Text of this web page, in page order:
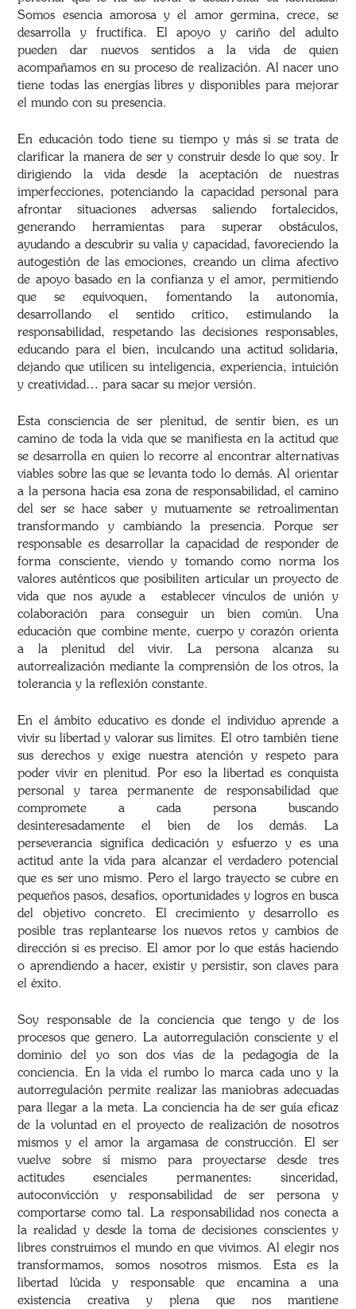
Somos esencia amorosa y el amor germina, crece, se
desarrolla y fructifica. El apoyo y cariño del adulto
pueden dar nuevos sentidos a la vida de quien
acompañamos en su proceso de realización. Al nacer uno
tiene todas las energías libres y disponibles para mejorar
el mundo con su presencia.
En educación todo tiene su tiempo y más si se trata de
clarificar la manera de ser y construir desde lo que soy. Ir
dirigiendo la vida desde la aceptación de nuestras
imperfecciones, potenciando la capacidad personal para
afrontar situaciones adversas saliendo fortalecidos,
generando herramientas para superar obstáculos,
ayudando a descubrir su valía y capacidad, favoreciendo la
autogestión de las emociones, creando un clima afectivo
de apoyo basado en la confianza y el amor, permitiendo
que se equivoquen, fomentando la autonomía,
desarrollando el sentido crítico, estimulando la
responsabilidad, respetando las decisiones responsables,
educando para el bien, inculcando una actitud solidaria,
dejando que utilicen su inteligencia, experiencia, intuición
y creatividad… para sacar su mejor versión.
Esta consciencia de ser plenitud, de sentir bien, es un
camino de toda la vida que se manifiesta en la actitud que
se desarrolla en quien lo recorre al encontrar alternativas
viables sobre las que se levanta todo lo demás. Al orientar
a la persona hacia esa zona de responsabilidad, el camino
del ser se hace saber y mutuamente se retroalimentan
transformando y cambiando la presencia. Porque ser
responsable es desarrollar la capacidad de responder de
forma consciente, viendo y tomando como norma los
valores auténticos que posibiliten articular un proyecto de
vida que nos ayude a establecer vínculos de unión y
colaboración para conseguir un bien común. Una
educación que combine mente, cuerpo y corazón orienta
a la plenitud del vivir. La persona alcanza su
autorrealización mediante la comprensión de los otros, la
tolerancia y la reflexión constante.
En el ámbito educativo es donde el individuo aprende a
vivir su libertad y valorar sus límites. El otro también tiene
sus derechos y exige nuestra atención y respeto para
poder vivir en plenitud. Por eso la libertad es conquista
personal y tarea permanente de responsabilidad que
compromete a cada persona buscando
desinteresadamente el bien de los demás. La
perseverancia significa dedicación y esfuerzo y es una
actitud ante la vida para alcanzar el verdadero potencial
que es ser uno mismo. Pero el largo trayecto se cubre en
pequeños pasos, desafíos, oportunidades y logros en busca
del objetivo concreto. El crecimiento y desarrollo es
posible tras replantearse los nuevos retos y cambios de
dirección si es preciso. El amor por lo que estás haciendo
o aprendiendo a hacer, existir y persistir, son claves para
el éxito.
Soy responsable de la conciencia que tengo y de los
procesos que genero. La autorregulación consciente y el
dominio del yo son dos vías de la pedagogía de la
conciencia. En la vida el rumbo lo marca cada uno y la
autorregulación permite realizar las maniobras adecuadas
para llegar a la meta. La conciencia ha de ser guía eficaz
de la voluntad en el proyecto de realización de nosotros
mismos y el amor la argamasa de construcción. El ser
vuelve sobre sí mismo para proyectarse desde tres
actitudes esenciales permanentes: sinceridad,
autoconvicción y responsabilidad de ser persona y
comportarse como tal. La responsabilidad nos conecta a
la realidad y desde la toma de decisiones conscientes y
libres construimos el mundo en que vivimos. Al elegir nos
transformamos, somos nosotros mismos. Esta es la
libertad lúcida y responsable que encamina a una
existencia creativa y plena que nos mantiene